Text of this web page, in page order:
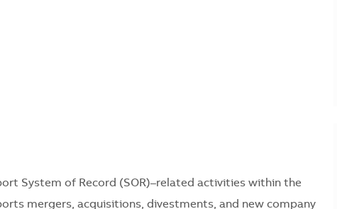
System of Record (SOR)–related activities within the
mergers, acquisitions, divestments, and new company